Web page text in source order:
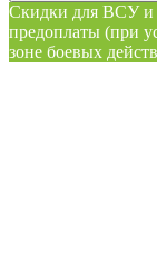
Скидки для ВСУ и
предоплаты (при
зоне боевых